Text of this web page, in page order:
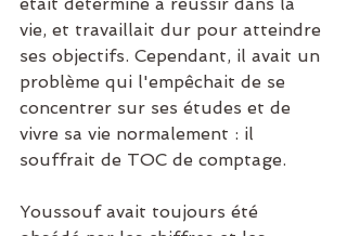
était déterminé à réussir dans la
vie, et travaillait dur pour atteindre
ses objectifs. Cependant, il avait un
problème qui l'empêchait de se
concentrer sur ses études et de
vivre sa vie normalement : il
souffrait de TOC de comptage.
Youssouf avait toujours été